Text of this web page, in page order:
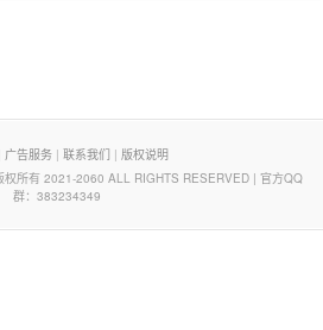
广告服务| 联系我们 | 版权说明
所有 2021-2060 ALL RIGHTS RESERVED | 官方QQ
群：383234349